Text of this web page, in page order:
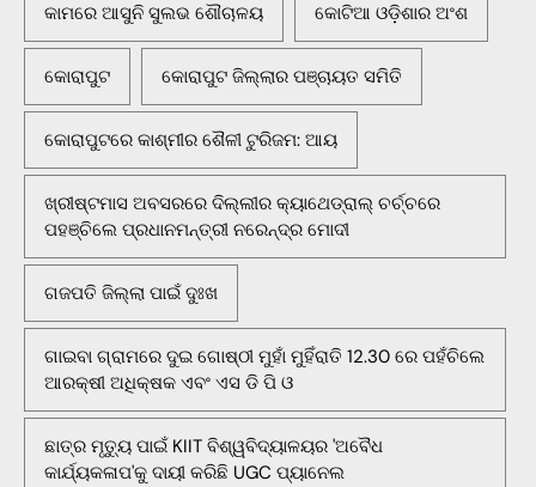
କାମରେ ଆସୁନି ସୁଲଭ ଶୌଚାଳୟ କୋଟିଆ ଓଡ଼ିଶାର ଅଂଶ
କୋରାପୁଟ କୋରାପୁଟ ଜିଲ୍ଲାର ପଞ୍ଚାୟତ ସମିତି
କୋରାପୁଟରେ କାଶ୍ମୀର ଶୈଳୀ ଟୁରିଜମ: ଆୟ
ଖ୍ରୀଷ୍ଟମାସ ଅବସରରେ ଦିଲ୍ଲୀର କ୍ୟାଥେଡ୍ରାଲ୍ ଚର୍ଚ୍ଚରେ
ପହଞ୍ଚିଲେ ପ୍ରଧାନମନ୍ତ୍ରୀ ନରେନ୍ଦ୍ର ମୋଦୀ
ଗଜପତି ଜିଲ୍ଲା ପାଇଁ ଦୁଃଖ
ଗାଇବା ଗ୍ରାମରେ ଦୁଇ ଗୋଷ୍ଠୀ ମୁହାଁ ମୁହିଁରାତି 12.30 ରେ ପହଁଚିଲେ
ଆରକ୍ଷୀ ଅଧିକ୍ଷକ ଏବଂ ଏସ ଡି ପି ଓ
ଛାତ୍ର ମୃତ୍ୟୁ ପାଇଁ KIIT ବିଶ୍ୱବିଦ୍ୟାଳୟର 'ଅବୈଧ
କାର୍ଯ୍ୟକଳାପ'କୁ ଦାୟୀ କରିଛି UGC ପ୍ୟାନେଲ